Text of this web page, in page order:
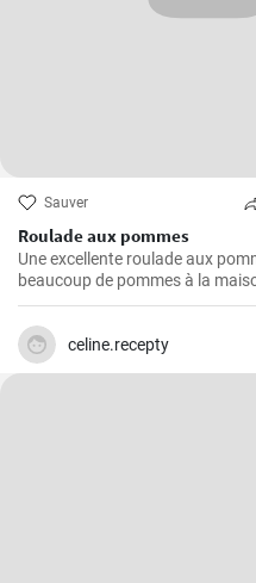
Sauver
Roulade aux pommes
Une excellente roulade aux
beaucoup de pommes à la
rapide et facile qui plait toujours.
celine.recepty